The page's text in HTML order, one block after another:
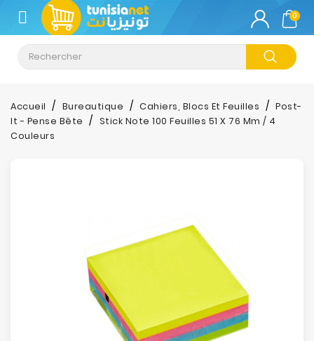
CATÉGORIE
Climatisation
Informatique
Téléphonie
0
Accueil Bureautique Cahiers, Blocs Et Feuilles
Post-
It - Pense Bête
Stick Note 100 Feuilles 51 X 76 Mm / 4
Couleurs